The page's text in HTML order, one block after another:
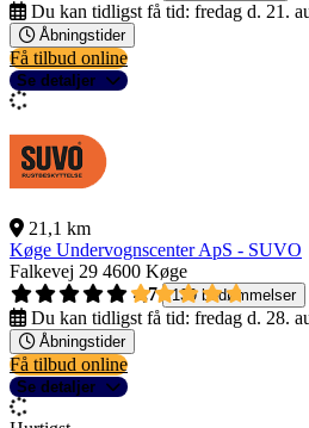
Du kan tidligst få tid: fredag d. 21.
Åbningstider
Få tilbud online
Se detaljer
21,1 km
Køge Undervognscenter ApS - SUVO
Falkevej 29 4600 Køge
4,7
139 bedømmelser
Du kan tidligst få tid: fredag d. 28.
Åbningstider
Få tilbud online
Se detaljer